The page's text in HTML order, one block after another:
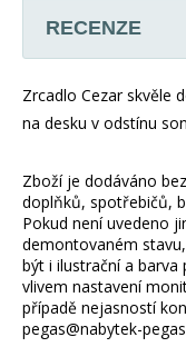
RECENZE
Zrcadlo Cezar skvěle
na desku v odstínu
Zboží je dodáváno
doplňků, spotřebičů,
Pokud není uvedeno
demontovaném
být i ilustrační a
vlivem nastavení
případě nejasností
pegas@nabytek-